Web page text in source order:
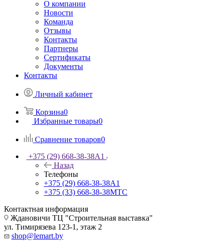
О компании
Новости
Команда
Отзывы
Контакты
Партнеры
Сертификаты
Документы
Контакты
Личный кабинет
Корзина0
Избранные товары0
Сравнение товаров0
+375 (29) 668-38-38A1
Назад
Телефоны
+375 (29) 668-38-38A1
+375 (33) 668-38-38МТС
Контактная информация
Ждановичи ТЦ "Строительная выставка"
ул. Тимирязева 123-1, этаж 2
shop@lemart.by